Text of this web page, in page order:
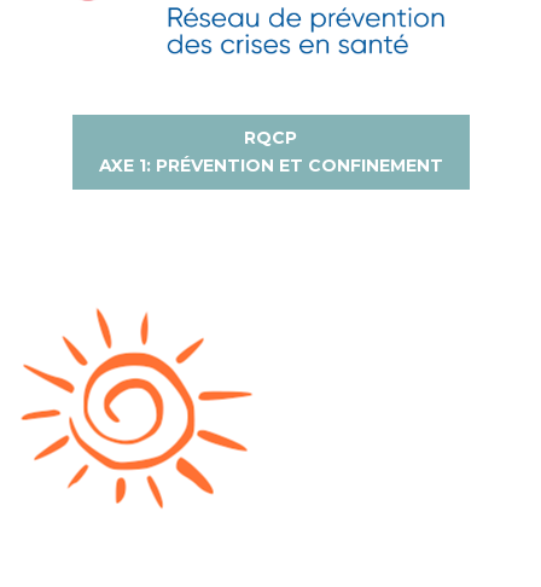
RQCP
AXE 1: PRÉVENTION ET CONFINEMENT